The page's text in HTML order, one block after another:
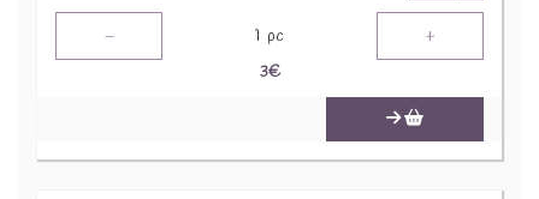
- 1 pc +
3€